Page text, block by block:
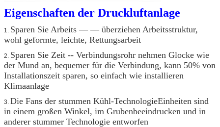
Eigenschaften der Druckluftanlage
1. Sparen Sie Arbeits — — überziehen Arbeitsstruktur,
wohl geformte, leichte, Rettungsarbeit
2. Sparen Sie Zeit -- Verbindungsrohr nehmen Glocke wie
der Mund an, bequemer für die Verbindung, kann 50% von
Installationszeit sparen, so einfach wie installieren
Klimaanlage
3. Die Fans der stummen Kühl-TechnologieEinheiten sind
in einem großen Winkel, im Grubenbeeindrucken und in
anderer stummer Technologie entworfen